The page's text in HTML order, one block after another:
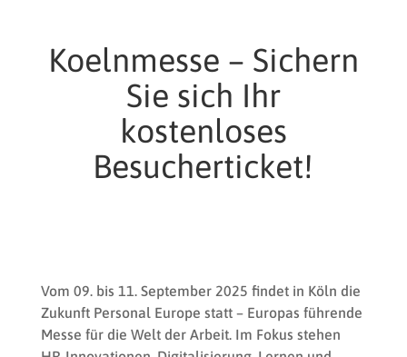
Koelnmesse – Sichern
Sie sich Ihr
kostenloses
Besucherticket!
Vom 09. bis 11. September 2025 findet in Köln die
Zukunft Personal Europe statt – Europas führende
Messe für die Welt der Arbeit. Im Fokus stehen